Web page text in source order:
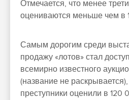
Отмечается, что менее
оцениваются меньше чем в
Самым дорогим среди
продажу «лотов» стал
всемирно известного
(название не
преступники оценили в 120